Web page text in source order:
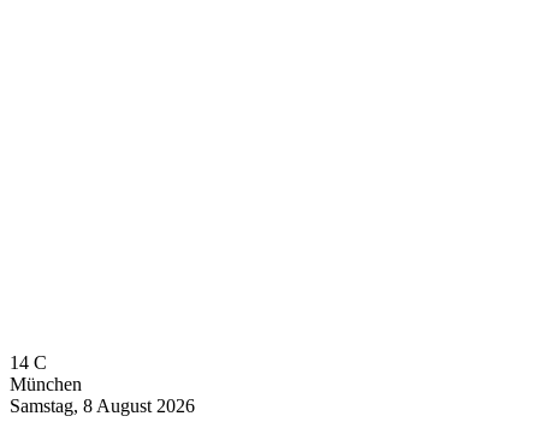
14 C
München
Samstag, 8 August 2026